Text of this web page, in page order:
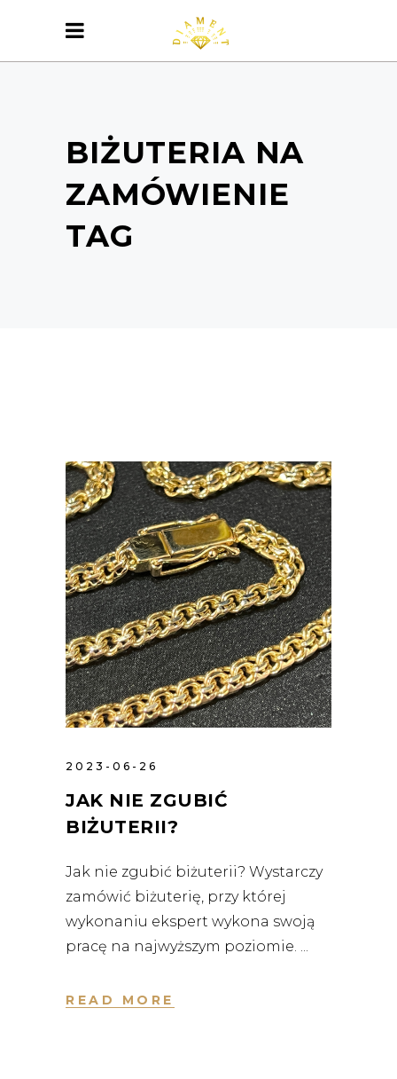
BIŻUTERIA NA
ZAMÓWIENIE
TAG
2023-06-26
JAK NIE ZGUBIĆ
BIŻUTERII?
Jak nie zgubić biżuterii? Wystarczy
zamówić biżuterię, przy której
wykonaniu ekspert wykona swoją
pracę na najwyższym poziomie.
READ MORE